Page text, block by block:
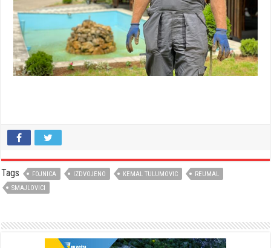
Tags FOJNICA IZDVOJENO KEMAL TULUMOVIC
REUMAL
SMAJLOVICI